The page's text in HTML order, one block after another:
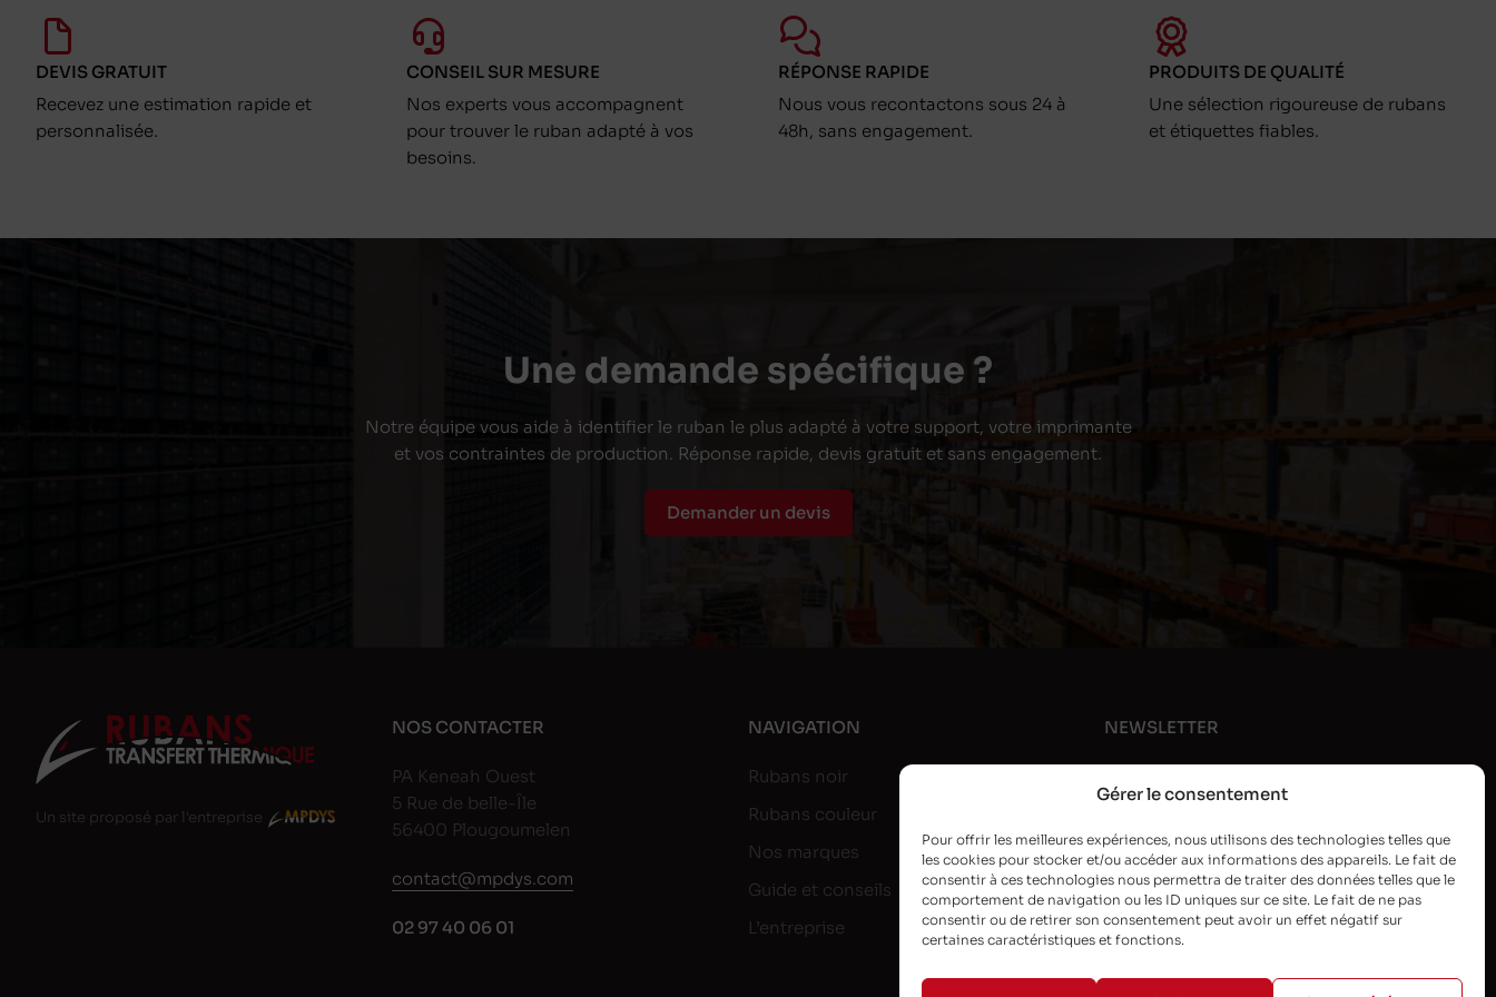
Gérer le consentement
Pour offrir les meilleures expériences, nous utilisons des technologies telles que
les cookies pour stocker et/ou accéder aux informations des appareils. Le fait de
consentir à ces technologies nous permettra de traiter des données telles que le
comportement de navigation ou les ID uniques sur ce site. Le fait de ne pas
consentir ou de retirer son consentement peut avoir un effet négatif sur
certaines caractéristiques et fonctions.
DEVIS GRATUIT
Recevez une estimation rapide et
personnalisée.
CONSEIL SUR MESURE
Nos experts vous accompagnent
pour trouver le ruban adapté à vos
besoins.
RÉPONSE RAPIDE
Nous vous recontactons sous 24 à
48h, sans engagement.
PRODUITS DE QUALITÉ
Une sélection rigoureuse de rubans
et étiquettes fiables.
Une demande spécifique ?
Notre équipe vous aide à identifier le ruban le plus adapté à votre support, votre imprimante
et vos contraintes de production. Réponse rapide, devis gratuit et sans engagement.
Demander un devis
Un site proposé par l'entreprise
NOS CONTACTER
PA Keneah Ouest
5 Rue de belle-Île
56400 Plougoumelen
contact@mpdys.com
02 97 40 06 01
NAVIGATION
Rubans noir
Rubans couleur
Nos marques
Guide et conseils
L’entreprise
NEWSLETTER